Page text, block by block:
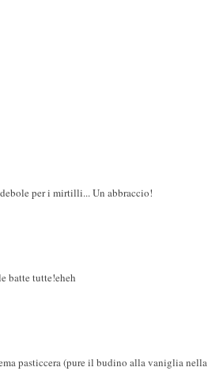
per i mirtilli... Un abbraccio!
batte tutte!eheh
pasticcera (pure il budino alla vaniglia nella